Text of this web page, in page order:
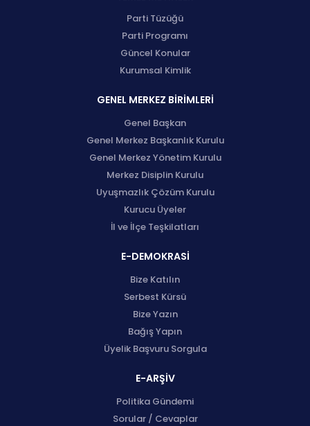
Parti Tüzüğü
Parti Programı
Güncel Konular
Kurumsal Kimlik
GENEL MERKEZ BİRİMLERİ
Genel Başkan
Genel Merkez Başkanlık Kurulu
Genel Merkez Yönetim Kurulu
Merkez Disiplin Kurulu
Uyuşmazlık Çözüm Kurulu
Kurucu Üyeler
İl ve İlçe Teşkilatları
E-DEMOKRASİ
Bize Katılın
Serbest Kürsü
Bize Yazın
Bağış Yapın
Üyelik Başvuru Sorgula
E-ARŞİV
Politika Gündemi
Sorular / Cevaplar